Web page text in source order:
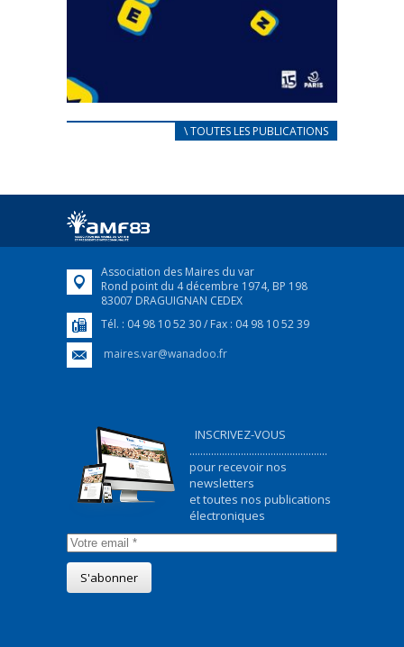
CARNET D’ACCUEIL
Afin d’accompagner au mieux les réfugiés
FEUILLETER
\ TOUTES LES PUBLICATIONS
Association des Maires du var
Rond point du 4 décembre 1974, BP 198
83007 DRAGUIGNAN CEDEX
Tél. : 04 98 10 52 30 / Fax : 04 98 10 52 39
maires.var@wanadoo.fr
INSCRIVEZ-VOUS
...................................................
pour recevoir nos
newsletters
et toutes nos publications
électroniques